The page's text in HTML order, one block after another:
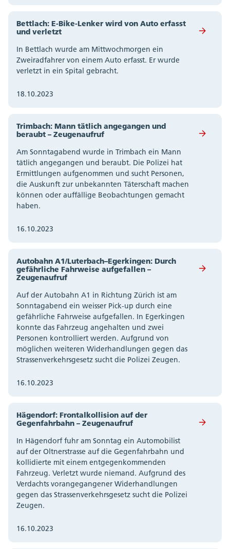
Bettlach: E-Bike-Lenker wird von Auto erfasst
und verletzt
In Bettlach wurde am Mittwochmorgen ein
Zweiradfahrer von einem Auto erfasst. Er wurde
verletzt in ein Spital gebracht.
18.10.2023
Trimbach: Mann tätlich angegangen und
beraubt – Zeugenaufruf
Am Sonntagabend wurde in Trimbach ein Mann
tätlich angegangen und beraubt. Die Polizei hat
Ermittlungen aufgenommen und sucht Personen,
die Auskunft zur unbekannten Täterschaft machen
können oder auffällige Beobachtungen gemacht
haben.
16.10.2023
Autobahn A1/Luterbach–Egerkingen: Durch
gefährliche Fahrweise aufgefallen –
Zeugenaufruf
Auf der Autobahn A1 in Richtung Zürich ist am
Sonntagabend ein weisser Pick-up durch eine
gefährliche Fahrweise aufgefallen. In Egerkingen
konnte das Fahrzeug angehalten und zwei
Personen kontrolliert werden. Aufgrund von
möglichen weiteren Widerhandlungen gegen das
Strassenverkehrsgesetz sucht die Polizei Zeugen.
16.10.2023
Hägendorf: Frontalkollision auf der
Gegenfahrbahn – Zeugenaufruf
In Hägendorf fuhr am Sonntag ein Automobilist
auf der Oltnerstrasse auf die Gegenfahrbahn und
kollidierte mit einem entgegenkommenden
Fahrzeug. Verletzt wurde niemand. Aufgrund des
Verdachts vorangegangener Widerhandlungen
gegen das Strassenverkehrsgesetz sucht die Polizei
Zeugen.
16.10.2023